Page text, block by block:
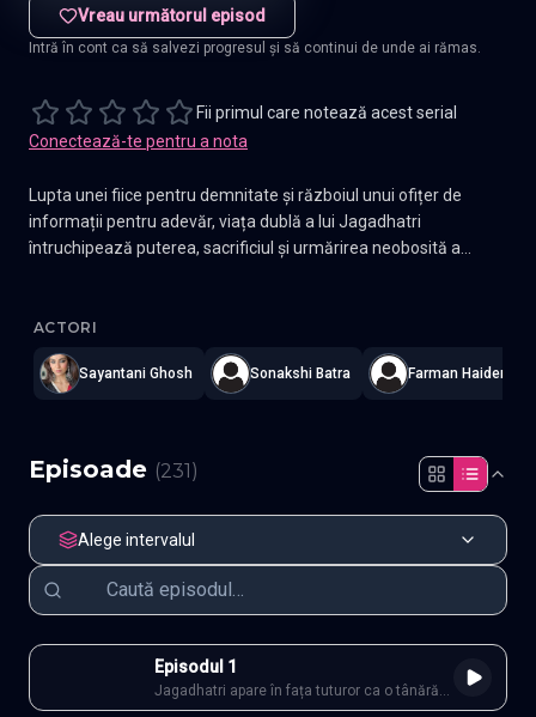
Vreau următorul episod
Intră în cont ca să salvezi progresul și să continui de unde ai rămas.
Fii primul care notează acest serial
Conectează-te pentru a nota
Lupta unei fiice pentru demnitate și războiul unui ofițer de
informații pentru adevăr, viața dublă a lui Jagadhatri
întruchipează puterea, sacrificiul și urmărirea neobosită a
ACTORI
Sayantani Ghosh Sonakshi Batra Farman Haider
Episoade (231)
Alege intervalul
Episodul 1
Jagadhatri apare în fața tuturor ca o tânără
blândă, obișnuită să-și înghită durerea și să-și